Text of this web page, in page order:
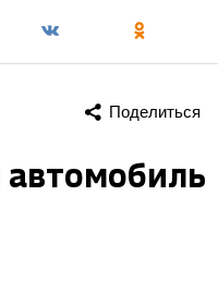
Поделиться
автомобиль